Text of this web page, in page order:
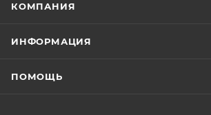
КОМПАНИЯ
ИНФОРМАЦИЯ
ПОМОЩЬ